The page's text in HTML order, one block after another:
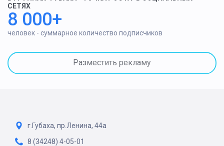
СЕТЯХ
8 000+
человек - суммарное количество подписчиков
Разместить рекламу
г.Губаха, пр.Ленина, 44а
8 (34248) 4-05-01